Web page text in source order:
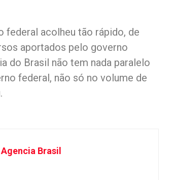
federal acolheu tão rápido, de
aportados pelo governo
do Brasil não tem nada paralelo
federal, não só no volume de
Brasil